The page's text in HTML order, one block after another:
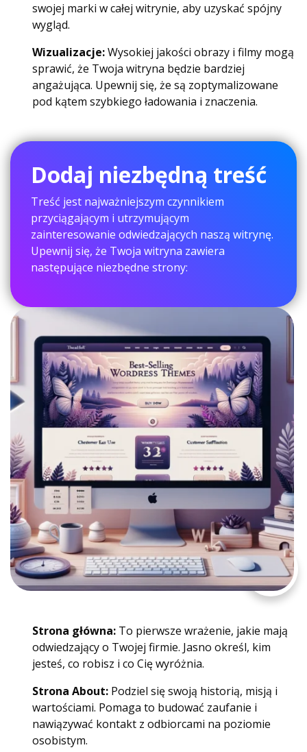
swojej marki w całej witrynie, aby uzyskać spójny
wygląd.
Wizualizacje:Wysokiej jakości obrazy i filmy mogą
sprawić, że Twoja witryna będzie bardziej
angażująca. Upewnij się, że są zoptymalizowane
pod kątem szybkiego ładowania i znaczenia.
Dodaj niezbędną treść
Treść jest najważniejszym czynnikiem
przyciągającym i utrzymującym
zainteresowanie odwiedzających naszą witrynę.
Upewnij się, że Twoja witryna zawiera
następujące niezbędne strony:
Strona główna: To pierwsze wrażenie, jakie mają
odwiedzający o Twojej firmie. Jasno określ, kim
jesteś, co robisz i co Cię wyróżnia.
Strona About: Podziel się swoją historią, misją i
wartościami. Pomaga to budować zaufanie i
nawiązywać kontakt z odbiorcami na poziomie
osobistym.